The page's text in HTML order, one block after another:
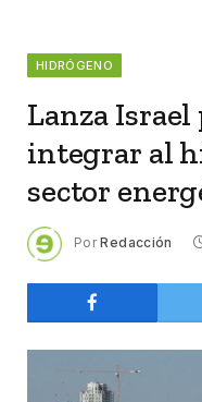
HIDRÓGENO
Lanza
integrar al
sector
Por Redacción